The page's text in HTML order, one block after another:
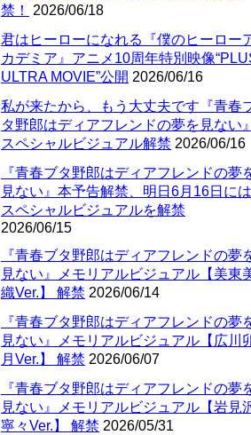
禁！
2026/06/18
君はヒーローになれる『僕のヒーロー
カデミア』アニメ10周年特別映像
ULTRA MOVIE”公開 2026/06/16
私が来たから、もう大丈夫です『青春
タ野郎はディアフレンドの夢を見ない』
スペシャルビジュアル解禁 2026/06/16
『青春ブタ野郎はディアフレンドの夢
見ない』本予告解禁、明日6月16日には
スペシャルビジュアルを解禁
2026/06/15
『青春ブタ野郎はディアフレンドの夢
見ない』メモリアルビジュアル【美東
織Ver.】 解禁 2026/06/14
『青春ブタ野郎はディアフレンドの夢
見ない』メモリアルビジュアル【広川
月Ver.】 解禁 2026/06/07
『青春ブタ野郎はディアフレンドの夢
見ない』メモリアルビジュアル【岩見
寧々Ver.】 解禁 2026/05/31